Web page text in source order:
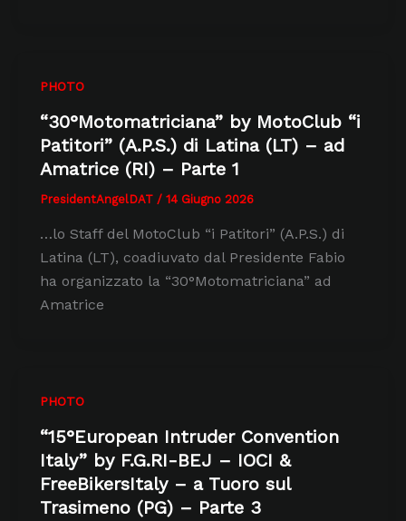
PHOTO
“30°Motomatriciana” by MotoClub “i
Patitori” (A.P.S.) di Latina (LT) – ad
Amatrice (RI) – Parte 1
PresidentAngelDAT / 14 Giugno 2026
…lo Staff del MotoClub “i Patitori” (A.P.S.) di
Latina (LT), coadiuvato dal Presidente Fabio
ha organizzato la “30°Motomatriciana” ad
Amatrice
PHOTO
“15°European Intruder Convention
Italy” by F.G.RI-BEJ – IOCI &
FreeBikersItaly – a Tuoro sul
Trasimeno (PG) – Parte 3